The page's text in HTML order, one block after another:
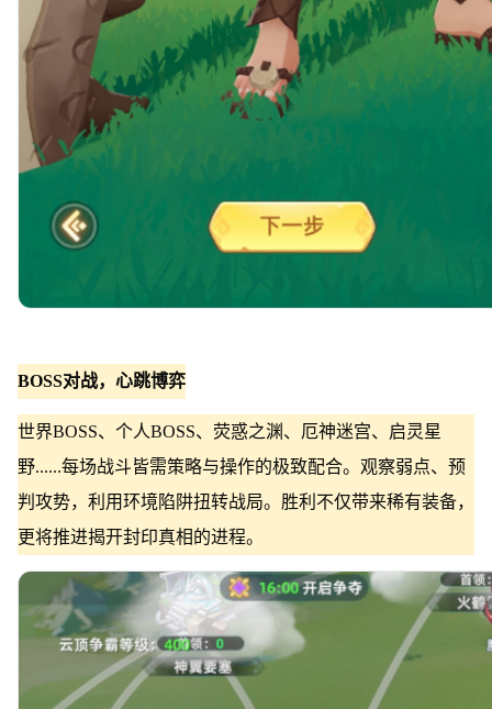
BOSS对战，心跳博弈
世界BOSS、个人BOSS、荧惑之渊、厄神迷宫、启灵星
野......每场战斗皆需策略与操作的极致配合。观察弱点、预
判攻势，利用环境陷阱扭转战局。胜利不仅带来稀有装备，
更将推进揭开封印真相的进程。